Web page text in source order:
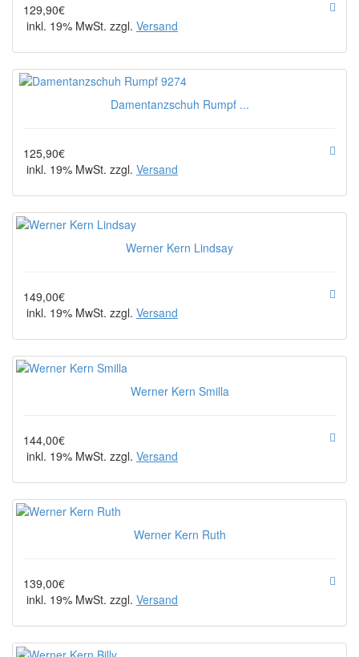
129,90€
inkl. 19% MwSt. zzgl. Versand
Damentanzschuh Rumpf ...
125,90€
inkl. 19% MwSt. zzgl. Versand
Werner Kern Lindsay
149,00€
inkl. 19% MwSt. zzgl. Versand
Werner Kern Smilla
144,00€
inkl. 19% MwSt. zzgl. Versand
Werner Kern Ruth
139,00€
inkl. 19% MwSt. zzgl. Versand